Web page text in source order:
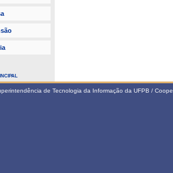
de Tecnologia da Informação da UFPB /